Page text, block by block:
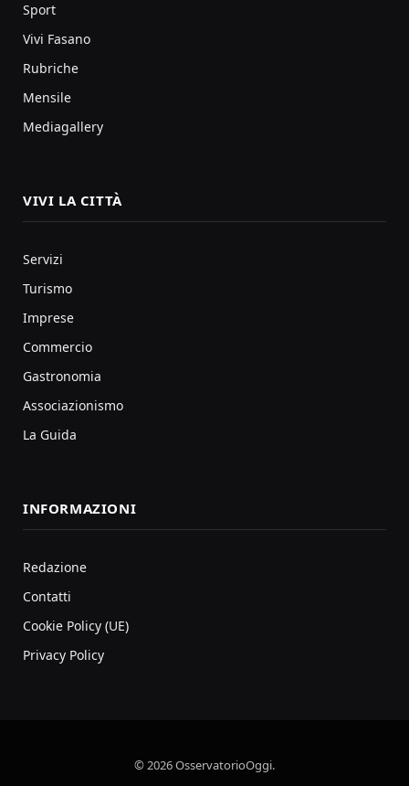
Sport
Vivi Fasano
Rubriche
Mensile
Mediagallery
VIVI LA CITTÀ
Servizi
Turismo
Imprese
Commercio
Gastronomia
Associazionismo
La Guida
INFORMAZIONI
Redazione
Contatti
Cookie Policy (UE)
Privacy Policy
© 2026 OsservatorioOggi.